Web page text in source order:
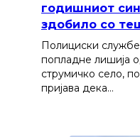
годишниот
здобило со
Полициски
попладне лишија
струмичко село,
пријава дека…